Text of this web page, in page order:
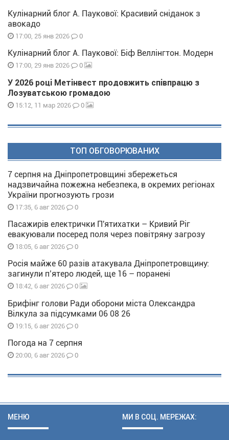
Кулінарний блог А. Паукової: Красивий сніданок з
авокадо
17:00, 25 янв 2026 0
Кулінарний блог А. Паукової: Біф Веллінгтон. Модерн
17:00, 29 янв 2026 0
У 2026 році Метінвест продовжить співпрацю з
Лозуватською громадою
15:12, 11 мар 2026 0
ТОП ОБГОВОРЮВАНИХ
7 серпня на Дніпропетровщині збережеться
надзвичайна пожежна небезпека, в окремих регіонах
України прогнозують грози
17:35, 6 авг 2026 0
Пасажирів електрички П'ятихатки – Кривий Ріг
евакуювали посеред поля через повітряну загрозу
18:05, 6 авг 2026 0
Росія майже 60 разів атакувала Дніпропетровщину:
загинули п’ятеро людей, ще 16 – поранені
18:42, 6 авг 2026 0
Брифінг голови Ради оборони міста Олександра
Вілкула за підсумками 06 08 26
19:15, 6 авг 2026 0
Погода на 7 серпня
20:00, 6 авг 2026 0
МЕНЮ МИ В СОЦ. МЕРЕЖАХ: